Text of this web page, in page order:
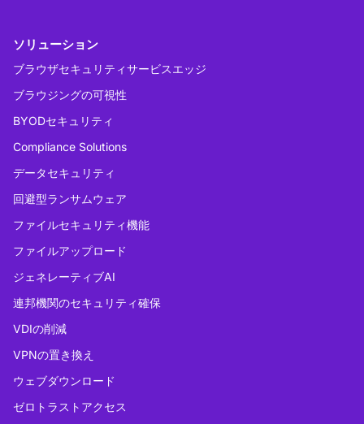
ソリューション
ブラウザセキュリティサービスエッジ
ブラウジングの可視性
BYODセキュリティ
Compliance Solutions
データセキュリティ
回避型ランサムウェア
ファイルセキュリティ機能
ファイルアップロード
ジェネレーティブAI
連邦機関のセキュリティ確保
VDIの削減
VPNの置き換え
ウェブダウンロード
ゼロトラストアクセス